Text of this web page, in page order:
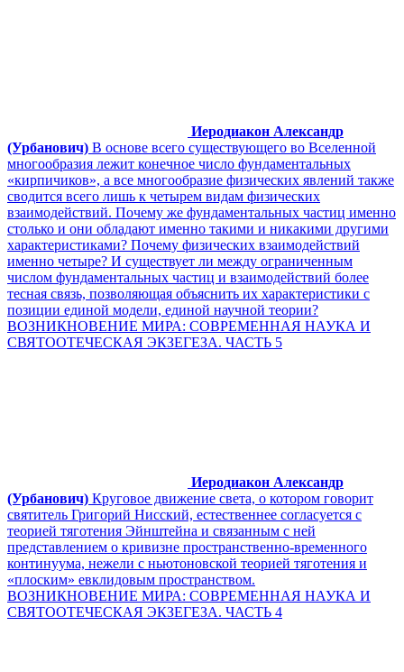
Иеродиакон Александр
(Урбанович) В основе всего существующего во Вселенной
многообразия лежит конечное число фундаментальных
«кирпичиков», а все многообразие физических явлений также
сводится всего лишь к четырем видам физических
взаимодействий. Почему же фундаментальных частиц именно
столько и они обладают именно такими и никакими другими
характеристиками? Почему физических взаимодействий
именно четыре? И существует ли между ограниченным
числом фундаментальных частиц и взаимодействий более
тесная связь, позволяющая объяснить их характеристики с
позиции единой модели, единой научной теории?
ВОЗНИКНОВЕНИЕ МИРА: СОВРЕМЕННАЯ НАУКА И
СВЯТООТЕЧЕСКАЯ ЭКЗЕГЕЗА. ЧАСТЬ 5
Иеродиакон Александр
(Урбанович) Круговое движение света, о котором говорит
святитель Григорий Нисский, естественнее согласуется с
теорией тяготения Эйнштейна и связанным с ней
представлением о кривизне пространственно-временного
континуума, нежели с ньютоновской теорией тяготения и
«плоским» евклидовым пространством.
ВОЗНИКНОВЕНИЕ МИРА: СОВРЕМЕННАЯ НАУКА И
СВЯТООТЕЧЕСКАЯ ЭКЗЕГЕЗА. ЧАСТЬ 4